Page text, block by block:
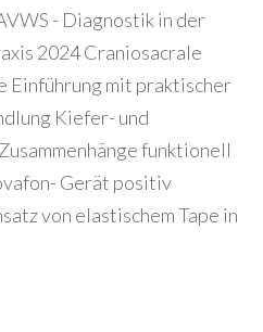
- Diagnostik in der
2024 Craniosacrale
Einführung mit praktischer
Kiefer- und
funktionell
Gerät positiv
von elastischem Tape in